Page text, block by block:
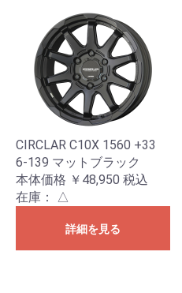
CIRCLAR C10X 1560 +33
6-139 マットブラック
本体価格 ￥48,950 税込
在庫：
△
詳細を見る